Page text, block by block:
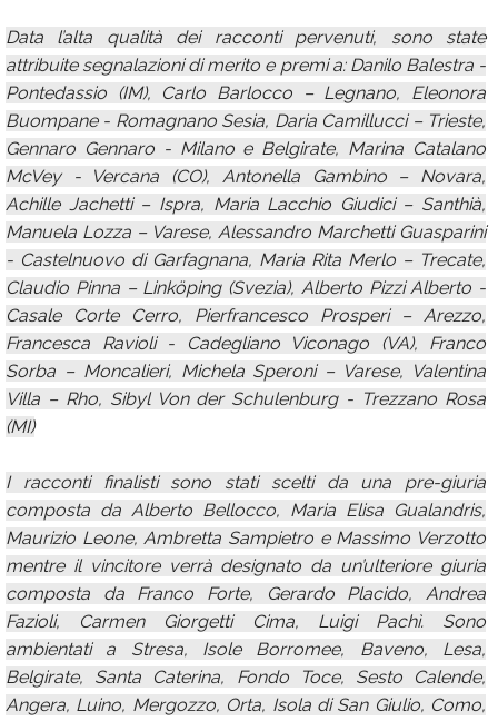
Data l’alta qualità dei racconti pervenuti, sono state
attribuite segnalazioni di merito e premi a: Danilo Balestra -
Pontedassio (IM), Carlo Barlocco – Legnano, Eleonora
Buompane - Romagnano Sesia, Daria Camillucci – Trieste,
Gennaro Gennaro - Milano e Belgirate, Marina Catalano
McVey - Vercana (CO), Antonella Gambino – Novara,
Achille Jachetti – Ispra, Maria Lacchio Giudici – Santhià,
Manuela Lozza – Varese, Alessandro Marchetti Guasparini
- Castelnuovo di Garfagnana, Maria Rita Merlo – Trecate,
Claudio Pinna – Linköping (Svezia), Alberto Pizzi Alberto -
Casale Corte Cerro, Pierfrancesco Prosperi – Arezzo,
Francesca Ravioli - Cadegliano Viconago (VA), Franco
Sorba – Moncalieri, Michela Speroni – Varese, Valentina
Villa – Rho, Sibyl Von der Schulenburg - Trezzano Rosa
(MI)
I racconti finalisti sono stati scelti da una pre-giuria
composta da Alberto Bellocco, Maria Elisa Gualandris,
Maurizio Leone, Ambretta Sampietro e Massimo Verzotto
mentre il vincitore verrà designato da un’ulteriore giuria
composta da Franco Forte, Gerardo Placido, Andrea
Fazioli, Carmen Giorgetti Cima, Luigi Pachì. Sono
ambientati a Stresa, Isole Borromee, Baveno, Lesa,
Belgirate, Santa Caterina, Fondo Toce, Sesto Calende,
Angera, Luino, Mergozzo, Orta, Isola di San Giulio, Como,